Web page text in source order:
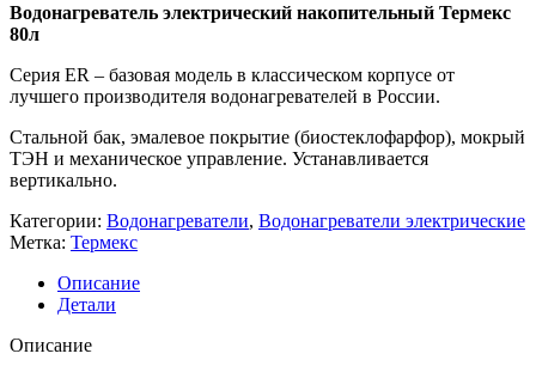
Водонагреватель электрический накопительный Термекс
80л
Серия ER – базовая модель в классическом корпусе от
лучшего производителя водонагревателей в России.
Стальной бак, эмалевое покрытие (биостеклофарфор), мокрый
ТЭН и механическое управление. Устанавливается
вертикально.
Категории: Водонагреватели, Водонагреватели электрические
Метка: Термекс
Описание
Детали
Описание